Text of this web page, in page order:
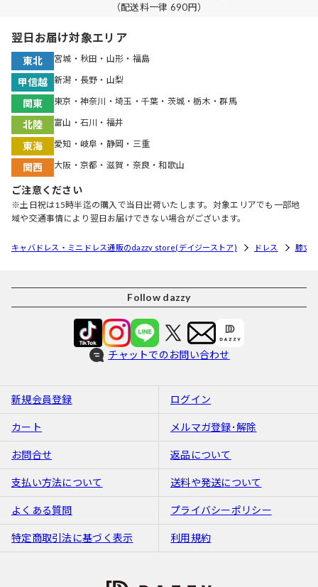
（配送料一律 690円）
翌日お届け対象エリア
東北 宮城・秋田・山形・福島
甲信越 新潟・長野・山梨
関東 東京・神奈川・埼玉・千葉・茨城・栃木・群馬
北陸 富山・石川・福井
東海 愛知・岐阜・静岡・三重
関西 大阪・京都・滋賀・奈良・和歌山
ご注意ください
※土日祝は15時半迄の購入で当日出荷いたします。対象エリアでも一部地
域や交通事情により翌日お届けできない場合がございます。
キャバドレス・ミニドレス通販のdazzy store(デイジーストア) ドレス 膝丈
Follow dazzy
チャットでのお問い合わせ
新規会員登録 ログイン
カート メルマガ登録･解除
お問合せ 返品について
支払い方法について 送料や発送について
よくある質問 プライバシーポリシー
特定商取引法に基づく表示 利用規約